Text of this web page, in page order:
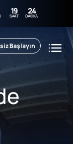
19
SAAT 24
DAKIKA
Başlayın